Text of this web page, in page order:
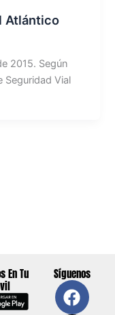
Atlántico
2015. Según
Seguridad Vial
En Tu
Síguenos
F
a
X
-
Y
o
I
n